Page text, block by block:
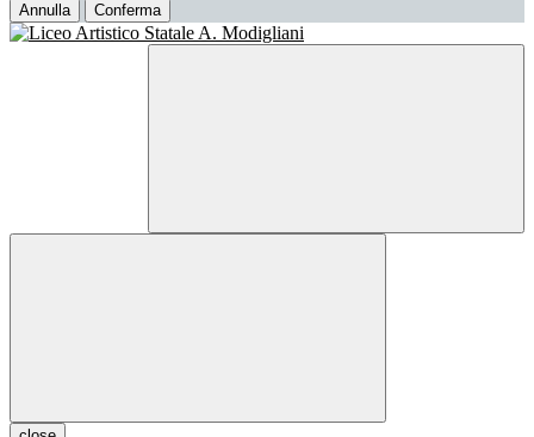
Annulla Conferma